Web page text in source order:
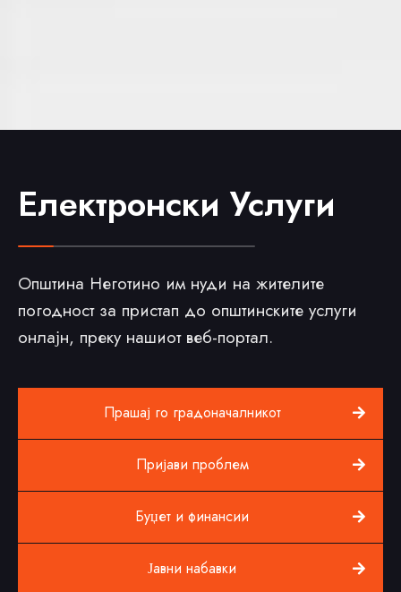
Електронски Услуги
Општина Неготино им нуди на жителите
погодност за пристап до општинските услуги
онлајн, преку нашиот веб-портал.
Прашај го градоначалникот
Пријави проблем
Буџет и финансии
Јавни набавки